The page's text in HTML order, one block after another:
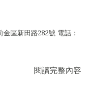
區新田路282號 電話：
閱讀完整內容